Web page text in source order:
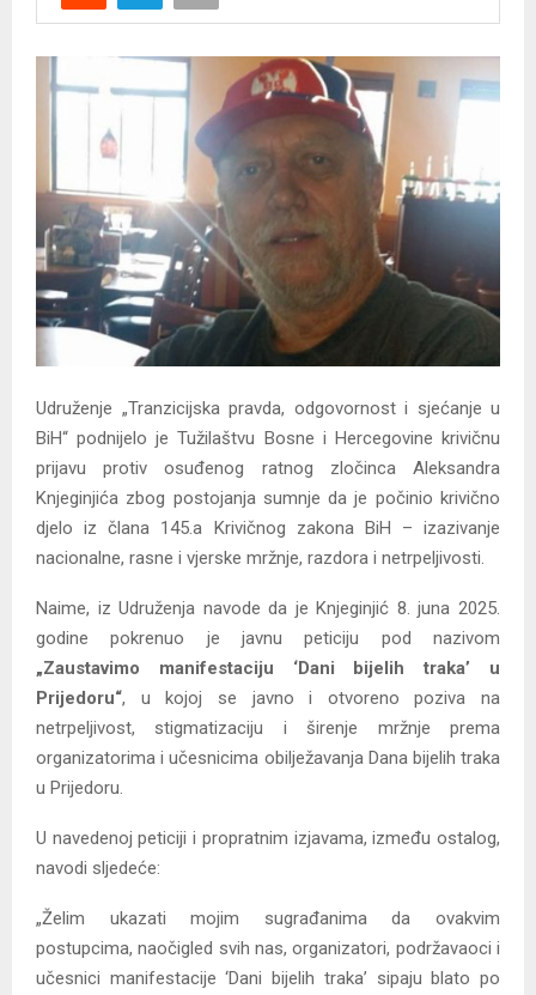
Y
N
U
Udruženje „Tranzicijska pravda, odgovornost i sjećanje u
BiH“ podnijelo je Tužilaštvu Bosne i Hercegovine krivičnu
prijavu protiv osuđenog ratnog zločinca Aleksandra
Knjeginjića zbog postojanja sumnje da je počinio krivično
djelo iz člana 145.a Krivičnog zakona BiH – izazivanje
nacionalne, rasne i vjerske mržnje, razdora i netrpeljivosti.
Naime, iz Udruženja navode da je Knjeginjić 8. juna 2025.
godine pokrenuo je javnu peticiju pod nazivom
„Zaustavimo manifestaciju ‘Dani bijelih traka’ u
Prijedoru“, u kojoj se javno i otvoreno poziva na
netrpeljivost, stigmatizaciju i širenje mržnje prema
organizatorima i učesnicima obilježavanja Dana bijelih traka
u Prijedoru.
U navedenoj peticiji i propratnim izjavama, između ostalog,
navodi sljedeće:
„Želim ukazati mojim sugrađanima da ovakvim
postupcima, naočigled svih nas, organizatori, podržavaoci i
učesnici manifestacije ‘Dani bijelih traka’ sipaju blato po